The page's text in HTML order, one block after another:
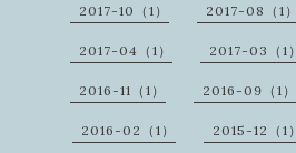
2017-10（1） 2017-08（1）
2017-04（1） 2017-03（1）
2016-11（1） 2016-09（1）
2016-02（1） 2015-12（1）